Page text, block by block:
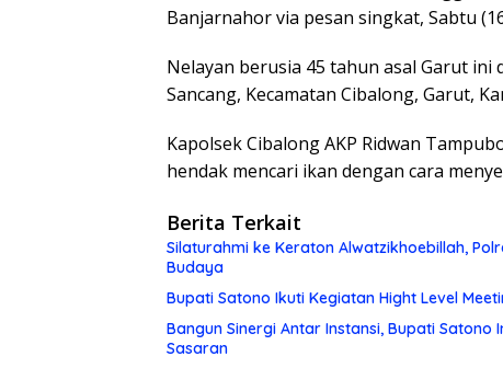
Banjarnahor via pesan singkat, Sabtu
Nelayan berusia 45 tahun asal Garut ini
Sancang, Kecamatan Cibalong, Garut,
Kapolsek Cibalong AKP Ridwan
hendak mencari ikan dengan cara
Berita Terkait
Silaturahmi ke Keraton Alwatzikhoebillah,
Budaya
Bupati Satono Ikuti Kegiatan Hight Level
Bangun Sinergi Antar Instansi, Bupati
Sasaran